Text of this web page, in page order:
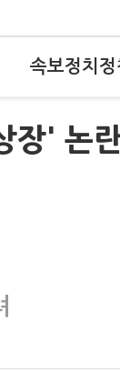
속보정치 정
장' 논